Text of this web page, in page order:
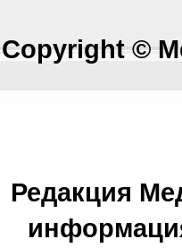
Copyright ©
Редакция